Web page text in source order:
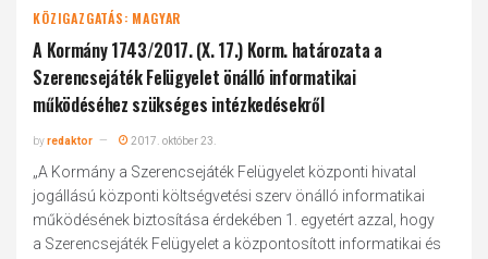
KÖZIGAZGATÁS: MAGYAR
A Kormány 1743/2017. (X. 17.) Korm. határozata a
Szerencsejáték Felügyelet önálló informatikai
működéséhez szükséges intézkedésekről
byredaktor 2017. október 23.
„A Kormány a Szerencsejáték Felügyelet központi hivatal
jogállású központi költségvetési szerv önálló informatikai
működésének biztosítása érdekében 1. egyetért azzal, hogy
a Szerencsejáték Felügyelet a központosított informatikai és